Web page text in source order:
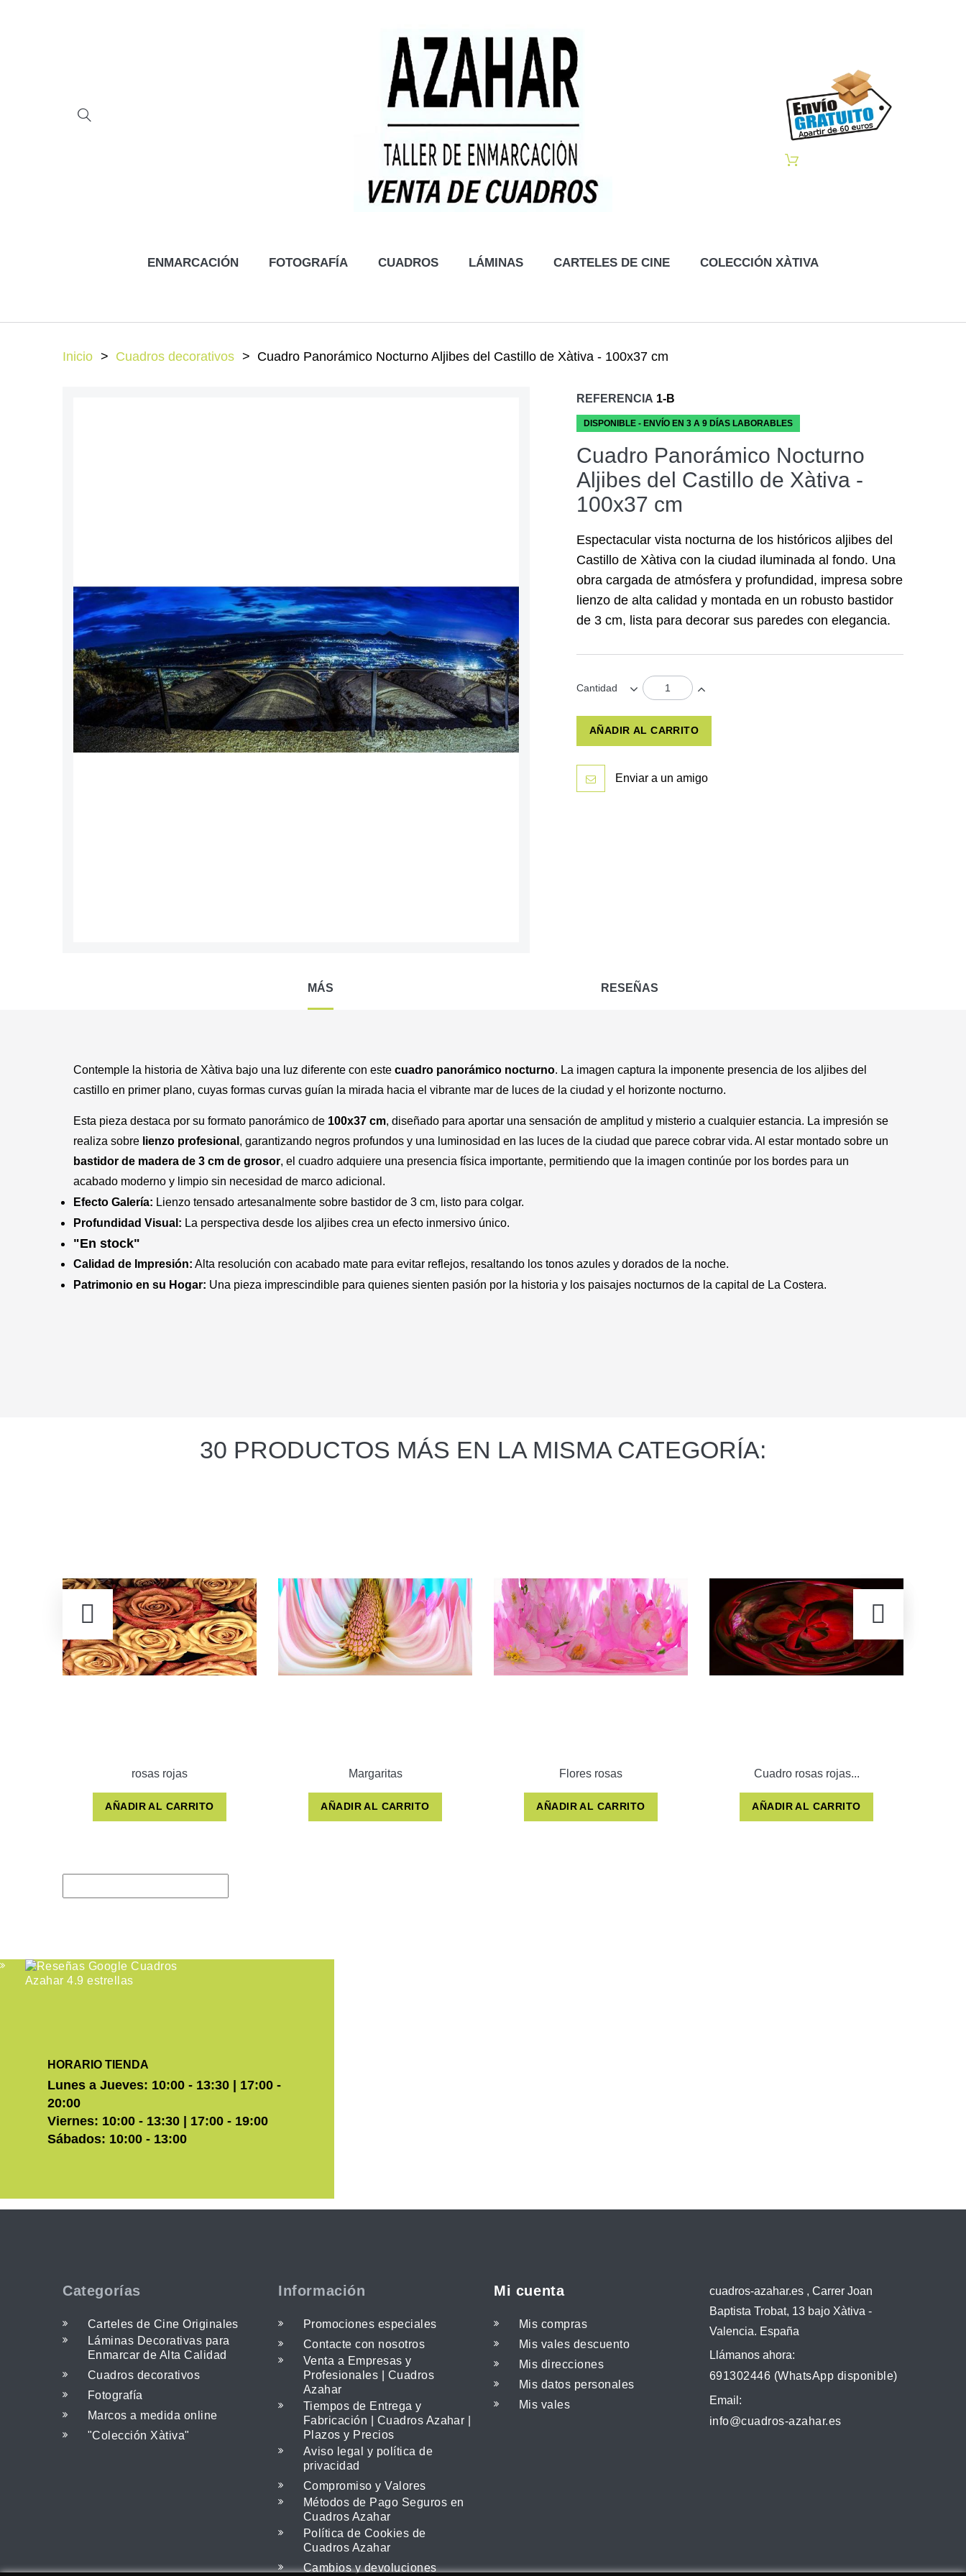
ENMARCACIÓN FOTOGRAFÍA CUADROS LÁMINAS CARTELES DE CINE COLECCIÓN XÀTIVA
Inicio Cuadros decorativos Cuadro Panorámico Nocturno Aljibes del Castillo de Xàtiva - 100x37 cm
REFERENCIA 1-B
DISPONIBLE - ENVÍO EN 3 A 9 DÍAS LABORABLES
Cuadro Panorámico Nocturno
Aljibes del Castillo de Xàtiva -
100x37 cm
Espectacular vista nocturna de los históricos aljibes del
Castillo de Xàtiva con la ciudad iluminada al fondo. Una
obra cargada de atmósfera y profundidad, impresa sobre
lienzo de alta calidad y montada en un robusto bastidor
de 3 cm, lista para decorar sus paredes con elegancia.
Cantidad
AÑADIR AL CARRITO
Enviar a un amigo
MÁS RESEÑAS
Contemple la historia de Xàtiva bajo una luz diferente con este cuadro panorámico nocturno. La imagen captura la imponente presencia de los aljibes del
castillo en primer plano, cuyas formas curvas guían la mirada hacia el vibrante mar de luces de la ciudad y el horizonte nocturno.
Esta pieza destaca por su formato panorámico de 100x37 cm, diseñado para aportar una sensación de amplitud y misterio a cualquier estancia. La impresión se
realiza sobre lienzo profesional , garantizando negros profundos y una luminosidad en las luces de la ciudad que parece cobrar vida. Al estar montado sobre un
bastidor de madera de 3 cm de grosor, el cuadro adquiere una presencia física importante, permitiendo que la imagen continúe por los bordes para un
acabado moderno y limpio sin necesidad de marco adicional.
Efecto Galería: Lienzo tensado artesanalmente sobre bastidor de 3 cm, listo para colgar.
Profundidad Visual: La perspectiva desde los aljibes crea un efecto inmersivo único.
"En stock"
Calidad de Impresión: Alta resolución con acabado mate para evitar reflejos, resaltando los tonos azules y dorados de la noche.
Patrimonio en su Hogar: Una pieza imprescindible para quienes sienten pasión por la historia y los paisajes nocturnos de la capital de La Costera.
30 PRODUCTOS MÁS EN LA MISMA CATEGORÍA:
rosas rojas
AÑADIR AL CARRITO
Margaritas
AÑADIR AL CARRITO
Flores rosas
AÑADIR AL CARRITO
Cuadro rosas rojas...
AÑADIR AL CARRITO
HORARIO TIENDA
Lunes a Jueves: 10:00 - 13:30 | 17:00 -
20:00
Viernes: 10:00 - 13:30 | 17:00 - 19:00
Sábados: 10:00 - 13:00
Categorías
Carteles de Cine Originales
Láminas Decorativas para
Enmarcar de Alta Calidad
Cuadros decorativos
Fotografía
Marcos a medida online
"Colección Xàtiva"
Información
Promociones especiales
Contacte con nosotros
Venta a Empresas y
Profesionales | Cuadros
Azahar
Tiempos de Entrega y
Fabricación | Cuadros Azahar |
Plazos y Precios
Aviso legal y política de
privacidad
Compromiso y Valores
Métodos de Pago Seguros en
Cuadros Azahar
Política de Cookies de
Cuadros Azahar
Cambios y devoluciones
Mi cuenta
Mis compras
Mis vales descuento
Mis direcciones
Mis datos personales
Mis vales
cuadros-azahar.es , Carrer Joan
Baptista Trobat, 13 bajo Xàtiva -
Valencia. España
Llámanos ahora:
691302446 (WhatsApp disponible)
Email:
info@cuadros-azahar.es